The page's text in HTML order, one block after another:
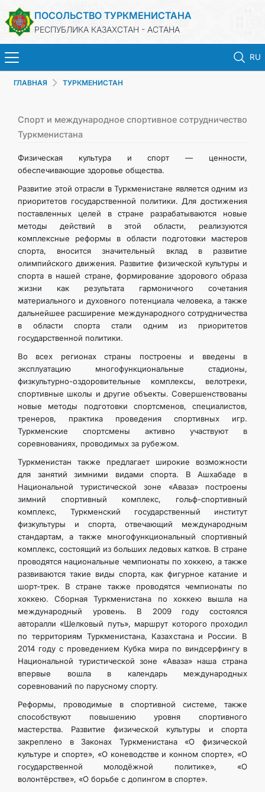
ПОСОЛЬСТВО ТУРКМЕНИСТАНА
РЕСПУБЛИКА КАЗАХСТАН - АСТАНА
RU
ГЛАВНАЯ
НОВОСТИ
МИД
КОНТАКТНЫЕ ДАННЫЕ
ГЛАВНАЯ ТУРКМЕНИСТАН
Спорт и международное спортивное сотрудничество
Туркменистана
Физическая культура и спорт — ценности,
обеспечивающие здоровье общества.
Развитие этой отрасли в Туркменистане является одним из
приоритетов государственной политики. Для достижения
поставленных целей в стране разрабатываются новые
методы действий в этой области, реализуются
комплексные реформы в области подготовки мастеров
спорта, вносится значительный вклад в развитие
олимпийского движения. Развитие физической культуры и
спорта в нашей стране, формирование здорового образа
жизни как результата гармоничного сочетания
материального и духовного потенциала человека, а также
дальнейшее расширение международного сотрудничества
в области спорта стали одним из приоритетов
государственной политики.
Во всех регионах страны построены и введены в
эксплуатацию многофункциональные стадионы,
физкультурно-оздоровительные комплексы, велотреки,
спортивные школы и другие объекты. Совершенствованы
новые методы подготовки спортсменов, специалистов,
тренеров, практика проведения спортивных игр.
Туркменские спортсмены активно участвуют в
соревнованиях, проводимых за рубежом.
Туркменистан также предлагает широкие возможности
для занятий зимними видами спорта. В Ашхабаде в
Национальной туристической зоне «Аваза» построены
зимний спортивный комплекс, гольф-спортивный
комплекс, Туркменский государственный институт
физкультуры и спорта, отвечающий международным
стандартам, а также многофункциональный спортивный
комплекс, состоящий из больших ледовых катков. В стране
проводятся национальные чемпионаты по хоккею, а также
развиваются такие виды спорта, как фигурное катание и
шорт-трек. В стране также проводятся чемпионаты по
хоккею. Сборная Туркменистана по хоккею вышла на
международный уровень. В 2009 году состоялся
авторалли «Шелковый путь», маршрут которого проходил
по территориям Туркменистана, Казахстана и России. В
2014 году с проведением Кубка мира по виндсерфингу в
Национальной туристической зоне «Аваза» наша страна
впервые вошла в календарь международных
соревнований по парусному спорту.
Реформы, проводимые в спортивной системе, также
способствуют повышению уровня спортивного
мастерства. Развитие физической культуры и спорта
закреплено в Законах Туркменистана «О физической
культуре и спорте», «О коневодстве и конном спорте», «О
государственной молодёжной политике», «О
волонтёрстве», «О борьбе с допингом в спорте».